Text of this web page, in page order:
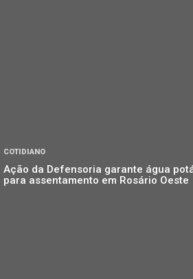
COTIDIANO
Ação da Defensoria garante água
para assentamento em Rosário Oeste